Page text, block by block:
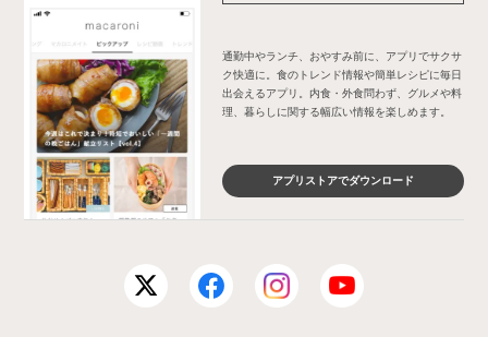
通勤中やランチ、おやすみ前に、アプリでサクサ
ク快適に。食のトレンド情報や簡単レシピに毎日
出会えるアプリ。内食・外食問わず、グルメや料
理、暮らしに関する幅広い情報を楽しめます。
アプリストアでダウンロード